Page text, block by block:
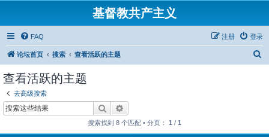
基督教共产主义
FAQ 登录
注册
论坛首页 搜索 查看活跃的主题
查看活跃的主题
去高级搜索
搜索
搜索找到 8 个匹配 • 分页： 1 / 1